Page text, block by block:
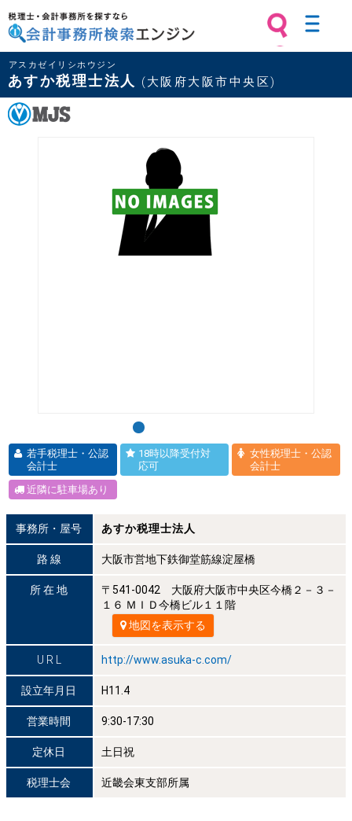
税理士・会計事務所を探すなら 会計
事務所検索エンジン
アスカゼイリシホウジン
あすか税理士法人 (大阪府大阪市中央区)
若手税理士・公認
会計士
18時以降受付対
応可
女性税理士・公認
会計士
近隣に駐車場あり
事務所・屋号 あすか税理士法人
路 線 大阪市営地下鉄御堂筋線淀屋橋
所 在 地
〒541-0042 大阪府大阪市中央区今橋２－３－
１６ ＭＩＤ今橋ビル１１階
地図を表示する
U R L http://www.asuka-c.com/
設立年月日 H11.4
営業時間 9:30-17:30
定休日 土日祝
税理士会 近畿会東支部所属